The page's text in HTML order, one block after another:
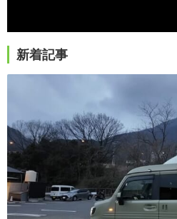
新着記事